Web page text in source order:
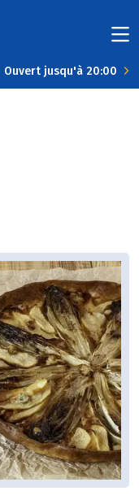
Ouvert jusqu'à 20:00